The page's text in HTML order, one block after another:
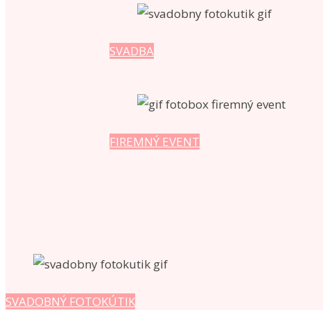
SVADBA
FIREMNÝ EVENT
SVADOBNÝ FOTOKÚTIK